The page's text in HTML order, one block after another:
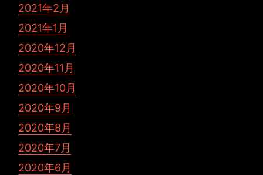
2021年2月
2021年1月
2020年12月
2020年11月
2020年10月
2020年9月
2020年8月
2020年7月
2020年6月